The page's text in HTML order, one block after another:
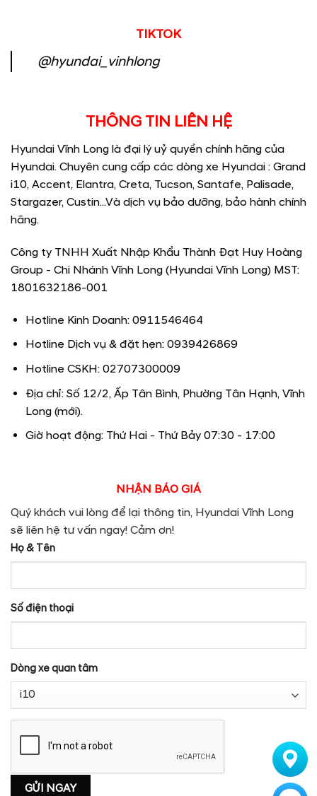
TIKTOK
@hyundai_vinhlong
THÔNG TIN LIÊN HỆ
Hyundai Vĩnh Long là đại lý uỷ quyền chính hãng của
Hyundai. Chuyên cung cấp các dòng xe Hyundai : Grand
i10, Accent, Elantra, Creta, Tucson, Santafe, Palisade,
Stargazer, Custin...Và dịch vụ bảo dưỡng, bảo hành chính
hãng.
Công ty TNHH Xuất Nhập Khẩu Thành Đạt Huy Hoàng
Group - Chi Nhánh Vĩnh Long (Hyundai Vĩnh Long) MST:
1801632186-001
Hotline Kinh Doanh: 0911546464
Hotline Dịch vụ & đặt hẹn: 0939426869
Hotline CSKH: 02707300009
Địa chỉ: Số 12/2, Ấp Tân Bình, Phường Tân Hạnh, Vĩnh
Long (mới).
Giờ hoạt động: Thứ Hai - Thứ Bảy 07:30 - 17:00
NHẬN BÁO GIÁ
Quý khách vui lòng để lại thông tin, Hyundai Vĩnh Long
sẽ liên hệ tư vấn ngay! Cảm ơn!
Họ & Tên
Số điện thoại
Dòng xe quan tâm